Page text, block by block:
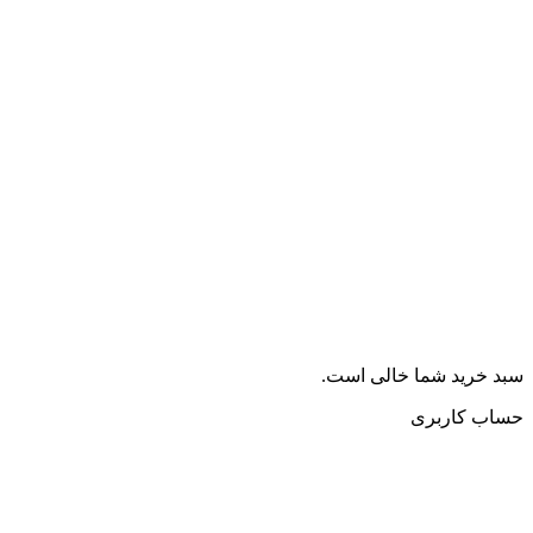
سبد خرید شما خالی است.
حساب کاربری